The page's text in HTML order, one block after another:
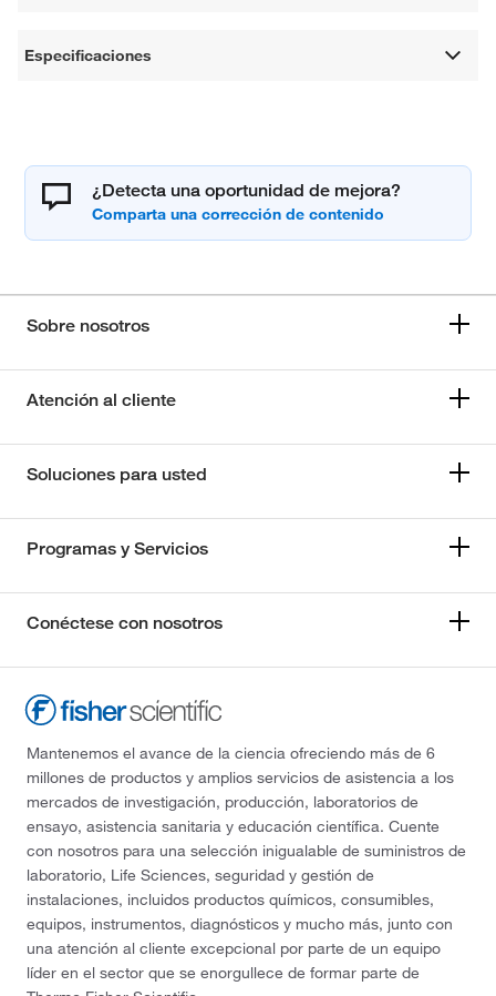
Especificaciones
¿Detecta una oportunidad de mejora?
Sobre nosotros
Atención al cliente
Soluciones para usted
Programas y Servicios
Conéctese con nosotros
Mantenemos el avance de la ciencia ofreciendo más de 6
millones de productos y amplios servicios de asistencia a los
mercados de investigación, producción, laboratorios de
ensayo, asistencia sanitaria y educación científica. Cuente
con nosotros para una selección inigualable de suministros de
laboratorio, Life Sciences, seguridad y gestión de
instalaciones, incluidos productos químicos, consumibles,
equipos, instrumentos, diagnósticos y mucho más, junto con
una atención al cliente excepcional por parte de un equipo
líder en el sector que se enorgullece de formar parte de